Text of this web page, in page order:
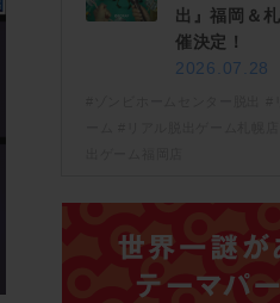
出』福岡＆
催決定！
2026.07.28